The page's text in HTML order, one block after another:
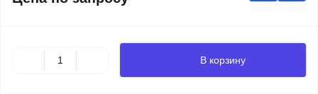
В корзину